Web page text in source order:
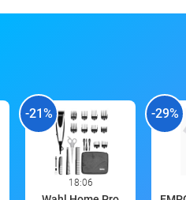
-21%
18:06
-29%